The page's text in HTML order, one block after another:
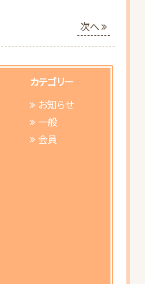
次へ
カテゴリー
お知らせ
一般
会員
ール
案内
内
ード